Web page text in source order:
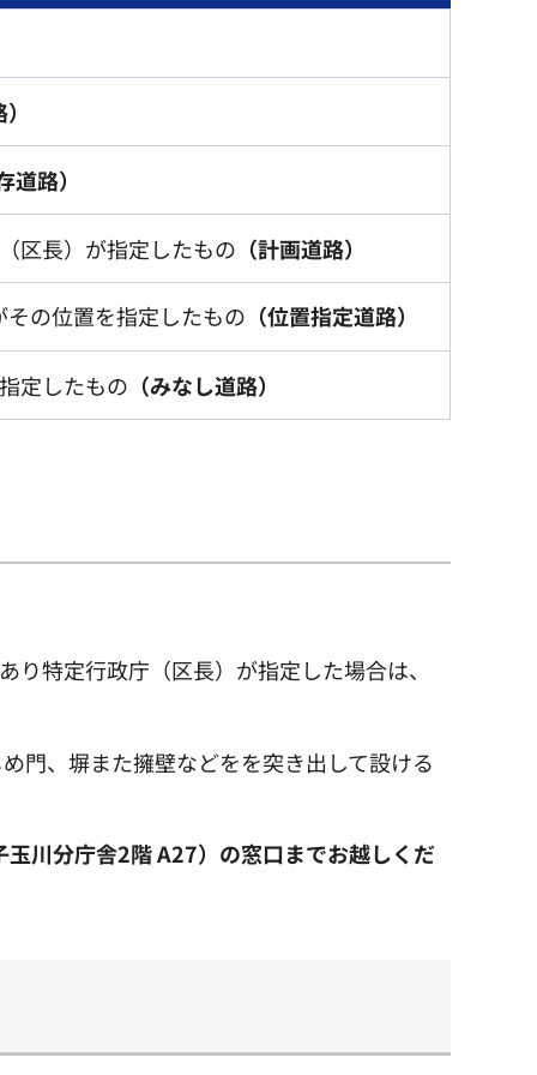
道路）
区長）が指定したもの （計画道路）
の位置を指定したもの （位置指定道路）
定したもの （みなし道路）
特定行政庁（区長）が指定した場合は、
門、塀また擁壁などをを突き出して設ける
川分庁舎2階 A27）の窓口までお越しくだ